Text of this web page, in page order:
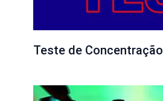
Teste de Concentração